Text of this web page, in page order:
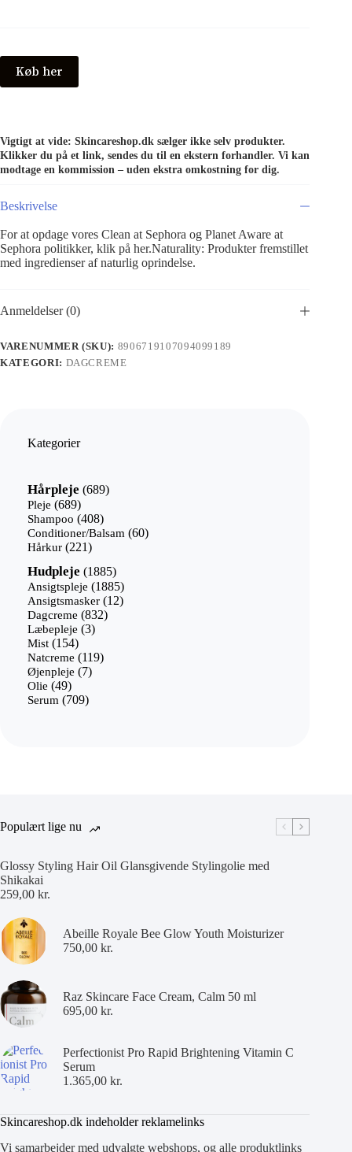
Køb her
Vigtigt at vide: Skincareshop.dk sælger ikke selv produkter.
Klikker du på et link, sendes du til en ekstern forhandler. Vi kan
modtage en kommission – uden ekstra omkostning for dig.
Beskrivelse
For at opdage vores Clean at Sephora og Planet Aware at
Sephora politikker, klik på her.Naturality: Produkter fremstillet
med ingredienser af naturlig oprindelse.
Anmeldelser (0)
VARENUMMER (SKU): 8906719107094099189
KATEGORI: DAGCREME
Kategorier
Hårpleje 689689
Pleje 689689
varer
Shampoo 408408
varer
Conditioner/Balsam 6060
Hårkur 221221
Hudpleje 18851885
varer
Ansigtspleje 18851885
varer
Ansigtsmasker 1212
Dagcreme 832832
Læbepleje 33
Mist 154154
varer
Natcreme 119119
Øjenpleje 77
Olie 4949
varer
Serum 709709
Populært lige nu
Glossy Styling Hair Oil Glansgivende Stylingolie med
Shikakai
259,00 kr.
Abeille Royale Bee Glow Youth Moisturizer
750,00 kr.
Raz Skincare Face Cream, Calm 50 ml
695,00 kr.
Perfectionist Pro Rapid Brightening Vitamin C
Serum
1.365,00 kr.
Skincareshop.dk indeholder reklamelinks
Vi samarbejder med udvalgte webshops, og alle produktlinks